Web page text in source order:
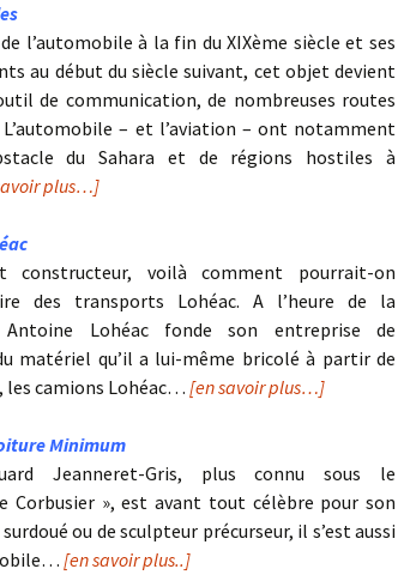
l’automobile à la fin du XIXème siècle et ses
au début du siècle suivant, cet objet devient
de communication, de nombreuses routes
– et l’aviation – ont notamment
du Sahara et de régions hostiles à
plus…]
constructeur, voilà comment pourrait-on
des transports Lohéac. A l’heure de la
Antoine Lohéac fonde son entreprise de
matériel qu’il a lui-même bricolé à partir de
camions Lohéac… [en savoir plus…]
Minimum
Jeanneret-Gris, plus connu sous le
Corbusier », est avant tout célèbre pour son
ou de sculpteur précurseur, il s’est aussi
[en savoir plus..]